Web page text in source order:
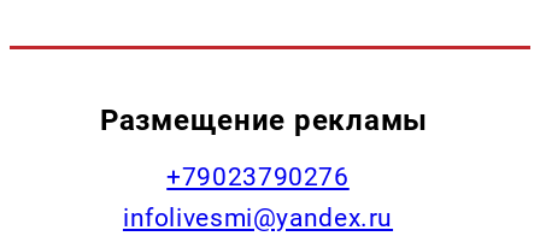
Размещение рекламы
+79023790276
infolivesmi@yandex.ru